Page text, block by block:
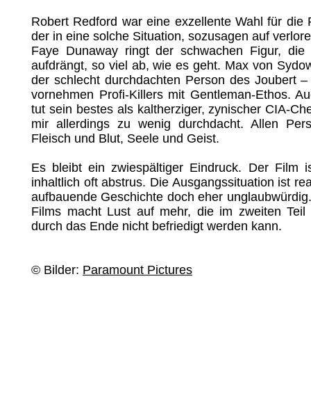
Robert Redford war eine exzellente Wahl für die
der in eine solche Situation, sozusagen auf
Faye Dunaway ringt der schwachen Figur,
aufdrängt, so viel ab, wie es geht. Max von
der schlecht durchdachten Person des Joubert
vornehmen Profi-Killers mit Gentleman-Ethos.
tut sein bestes als kaltherziger, zynischer CIA-
mir allerdings zu wenig durchdacht. Allen
Fleisch und Blut, Seele und Geist.
Es bleibt ein zwiespältiger Eindruck. Der Film
inhaltlich oft abstrus. Die Ausgangssituation ist
aufbauende Geschichte doch eher
Films macht Lust auf mehr, die im zweiten Teil
durch das Ende nicht befriedigt werden kann.
© Bilder: Paramount Pictures